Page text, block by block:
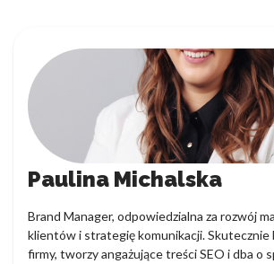
Paulina Michalska
Brand Manager, odpowiedzialna za rozwój
klientów i strategię komunikacji. Skutecznie
firmy, tworzy angażujące treści SEO i dba o